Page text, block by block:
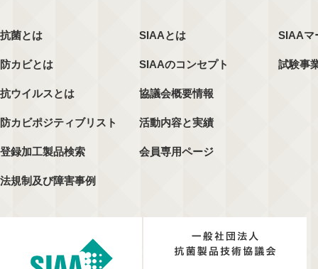
抗菌とは
防カビとは
抗ウイルスとは
防カビポジティブリスト
登録加工製品検索
法規制及び障害事例
SIAAとは
SIAAのコンセプト
協議会概要情報
活動内容と実績
会員専用ページ
SIAAマ
試験事